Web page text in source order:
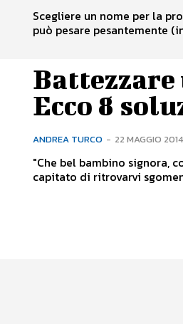
Scegliere un nome per la
può pesare pesantemente
Ecco 8
ANDREA TURCO - 22 MAGGIO 2014
"Che bel bambino signora,
capitato di ritrovarvi